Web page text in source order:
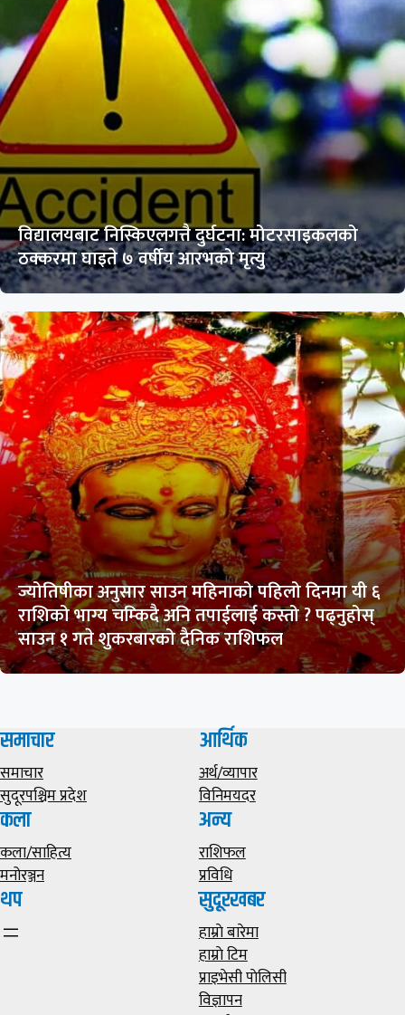
विद्यालयबाट निस्किएलगत्तै दुर्घटना: मोटरसाइकलको
ठक्करमा घाइते ७ वर्षीय आरभको मृत्यु
ज्योतिषीका अनुसार साउन महिनाको पहिलो दिनमा यी ६
राशिको भाग्य चम्किदै अनि तपाईलाई कस्तो ? पढ्नुहोस्
साउन १ गते शुकरबारको दैनिक राशिफल
समाचार
समाचार
सुदूरपश्चिम प्रदेश
आर्थिक
अर्थ/व्यापार
विनिमयदर
कला
कला/साहित्य
मनोरञ्जन
अन्य
राशिफल
प्रविधि
थप सुदूरखबर
हाम्राे बारेमा
हाम्राे टिम
प्राइभेसी पाेलिसी
विज्ञापन